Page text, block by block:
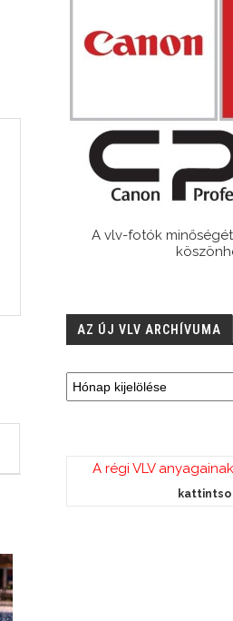
A vlv-fotók
AZ ÚJ VLV ARCHÍVUMA
A régi VLV